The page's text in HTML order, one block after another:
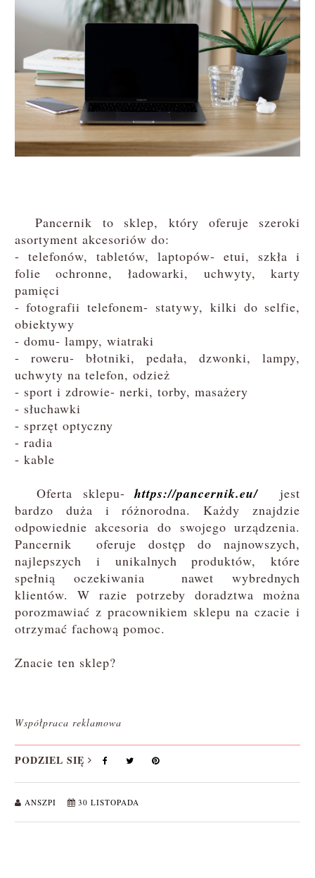
Pancernik to sklep, który oferuje szeroki
asortyment akcesoriów do:
- telefonów, tabletów, laptopów- etui, szkła i
folie ochronne, ładowarki, uchwyty, karty
pamięci
- fotografii telefonem- statywy, kilki do selfie,
obiektywy
- domu- lampy, wiatraki
- roweru- błotniki, pedała, dzwonki, lampy,
uchwyty na telefon, odzież
- sport i zdrowie- nerki, torby, masażery
- słuchawki
- sprzęt optyczny
- radia
- kable
Oferta sklepu-
https://pancernik.eu/ jest
bardzo duża i różnorodna. Każdy znajdzie
odpowiednie akcesoria do swojego urządzenia.
Pancernik oferuje dostęp do najnowszych,
najlepszych i unikalnych produktów, które
spełnią oczekiwania nawet wybrednych
klientów. W razie potrzeby doradztwa można
porozmawiać z pracownikiem sklepu na czacie i
otrzymać fachową pomoc.
Znacie ten sklep?
Współpraca reklamowa
PODZIEL SIĘ
ANSZPI 30 LISTOPADA